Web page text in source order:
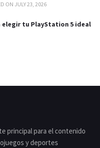
ON JULY 23, 2026
elegir tu PlayStation 5 ideal
principal para el contenido
y deportes